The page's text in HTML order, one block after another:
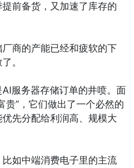
前备货，又加速了库存的
商的产能已经和疲软的下
。
服务器存储订单的井喷。面
贵”，它们做出了一个必然的
先分配给利润高、规模大
如中端消费电子里的主流